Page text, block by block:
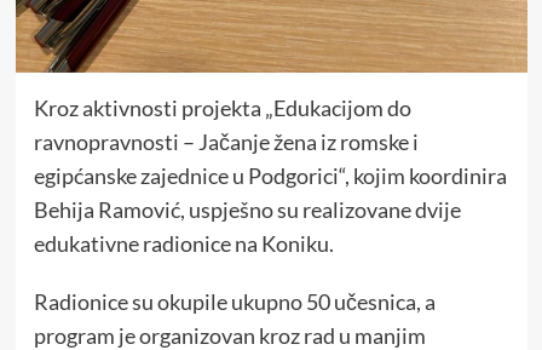
Kroz aktivnosti projekta „Edukacijom do
ravnopravnosti – Jačanje žena iz romske i
egipćanske zajednice u Podgorici“, kojim koordinira
Behija Ramović, uspješno su realizovane dvije
edukativne radionice na Koniku.
Radionice su okupile ukupno 50 učesnica, a
program je organizovan kroz rad u manjim